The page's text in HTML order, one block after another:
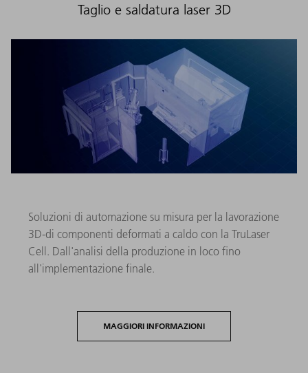
Taglio e saldatura laser 3D
Soluzioni di automazione su misura per la lavorazione
3D-di componenti deformati a caldo con la TruLaser
Cell. Dall'analisi della produzione in loco fino
all'implementazione finale.
MAGGIORI INFORMAZIONI